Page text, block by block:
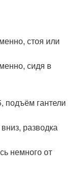
стоя или
сидя в
подъём гантели
разводка
немного от